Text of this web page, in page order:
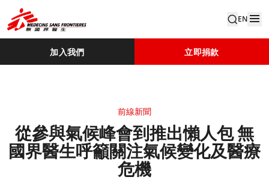
EN
加入我們 立即捐款
前線新聞
從參與氣候峰會到推出懶人包 無
國界醫生呼籲關注氣候變化及醫療
危機